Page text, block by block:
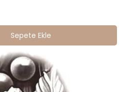
Sepete Ekle